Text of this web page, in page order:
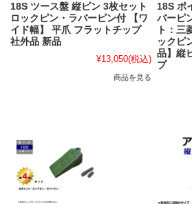
18S ツース盤 縦ピン 3枚セット
ロックピン・ラバーピン付 【ワ
イド幅】 平爪 フラットチップ
社外品 新品
¥13,050(税込)
商品を見る
18S ポ
バーピ
ト：三
ックピ
品】縦
プ